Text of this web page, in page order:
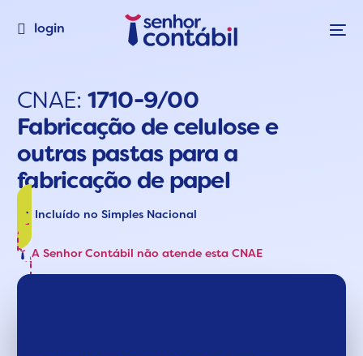
login
CNAE: 1710-9/00
Fabricação de celulose e
outras pastas para a
fabricação de papel
Incluído no Simples Nacional
A Senhor Contábil não atende esta CNAE